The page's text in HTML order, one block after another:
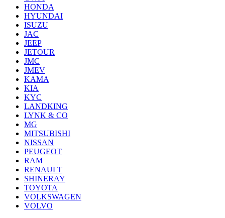
HONDA
HYUNDAI
ISUZU
JAC
JEEP
JETOUR
JMC
JMEV
KAMA
KIA
KYC
LANDKING
LYNK & CO
MG
MITSUBISHI
NISSAN
PEUGEOT
RAM
RENAULT
SHINERAY
TOYOTA
VOLKSWAGEN
VOLVO